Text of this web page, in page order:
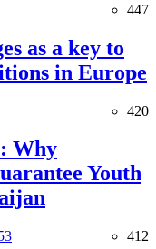
447
as a key to
in Europe
420
Why
Youth
412